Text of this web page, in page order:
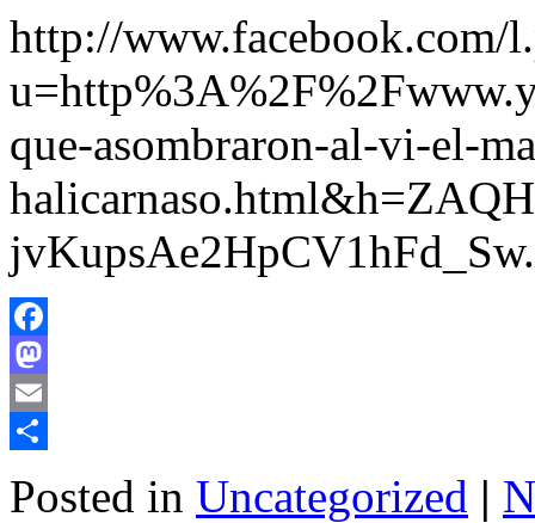
http://www.facebook.com/
que-asombraron-al-vi-el-
jvKupsAe2HpCV1hFd_Sw.
Facebook
Mastodon
Email
Posted in Uncategorized |